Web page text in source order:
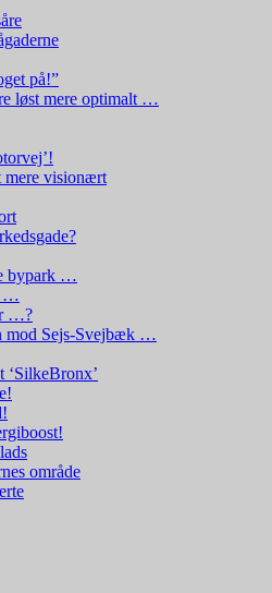
på!”
løst mere optimalt …
mere visionært
bypark …
…
…?
mod Sejs-Svejbæk …
‘SilkeBronx’
område